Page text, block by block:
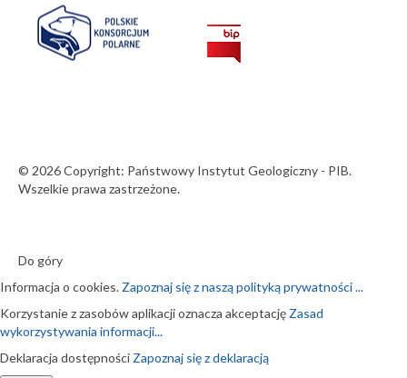
© 2026 Copyright: Państwowy Instytut Geologiczny - PIB.
Wszelkie prawa zastrzeżone.
Do góry
Informacja o cookies. Zapoznaj się z naszą polityką prywatności ...
Korzystanie z zasobów aplikacji oznacza akceptację Zasad
wykorzystywania informacji...
Deklaracja dostępności Zapoznaj się z deklaracją